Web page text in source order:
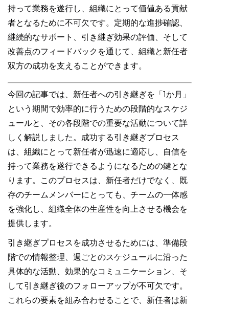
持って業務を遂行し、組織にとって価値ある貢献
者となるために不可欠です。定期的な進捗確認、
継続的なサポート、引き継ぎ効果の評価、そして
改善点のフィードバックを通じて、組織と新任者
双方の成功を支えることができます。
今回の記事では、新任者への引き継ぎを「1か月」
という期間で効率的に行うための段階的なスケジ
ュールと、その各段階での重要な活動について詳
しく解説しました。成功する引き継ぎプロセス
は、組織にとって新任者が迅速に適応し、自信を
持って業務を遂行できるようになるための鍵とな
ります。このプロセスは、新任者だけでなく、既
存のチームメンバーにとっても、チームの一体感
を強化し、組織全体の生産性を向上させる機会を
提供します。
引き継ぎプロセスを成功させるためには、準備段
階での情報整理、週ごとのスケジュールに沿った
具体的な活動、効果的なコミュニケーション、そ
して引き継ぎ後のフォローアップが不可欠です。
これらの要素を組み合わせることで、新任者は新